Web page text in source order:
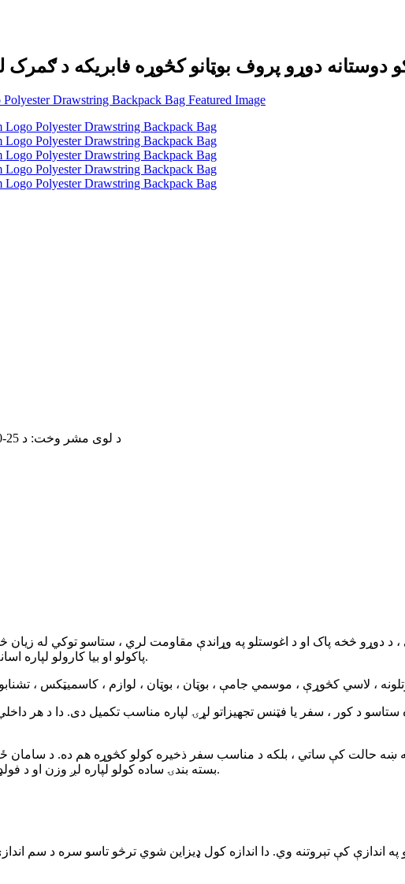
دوستانه دوړو پروف بوټانو کڅوړه فابریکه د
د لوی مشر وخت: د 25-30 ورځو جمع ترلاسه کولو وروسته، یا د امر مقدار پراساس
، د دوړو څخه پاک او د اغوستلو په وړاندې مقاومت لري ، ستاسو توکي له
پاکولو او بیا کارولو لپاره اسانه دي ، دا د ورځني ژوند او فټنس لپاره غوره انتخاب جوړوي.
د کور ، سفر یا فټنس تجهیزاتو لړۍ لپاره مناسب تکمیل دی. دا د هر داخلي یا
حالت کې ساتي ، بلکه د مناسب سفر ذخیره کولو کڅوړه هم ده. د سامان
بسته بندۍ ساده کولو لپاره لږ وزن او د فولډ وړ. مهرباني وکړئ په یاد ولرئ چې دا بیک پیک نه دی، مننه.
له امله، ممکن د 1-2 سانتي مترو په اندازې کې تېروتنه وي. دا اندازه کول ډیزاین شوي ترڅو